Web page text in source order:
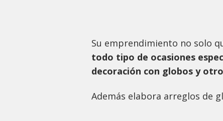
Su emprendimiento no solo
todo tipo de ocasiones
decoración con globos y
Además elabora arreglos de